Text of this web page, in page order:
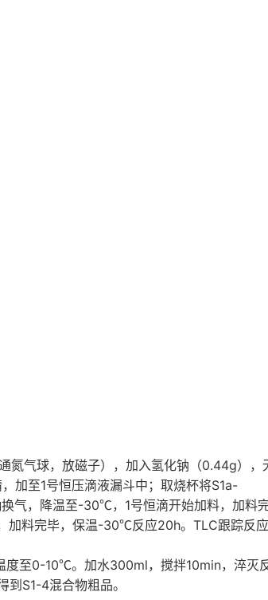
氮气球，放磁子），加入氢化钠（0.44g），
加至1号恒压滴液漏斗中；取烧杯将S1a-
气，降温至-30℃， 1号恒滴开始加料，加料
加料完毕，保温-30℃反应20h。 TLC跟踪反应
度至0-10℃。加水300ml，搅拌10min，淬灭
到 S1-4混合物粗品。